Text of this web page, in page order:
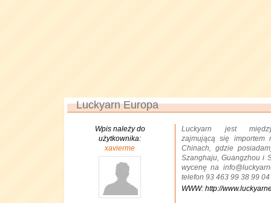
Luckyarn Europa
Wpis należy do
użytkownika:
xavierme
Luckyarn jest
zajmującą się importem
Chinach, gdzie
Szanghaju, Guangzhou i
wycenę na
telefon 93 463 99 38 99
WWW: http://